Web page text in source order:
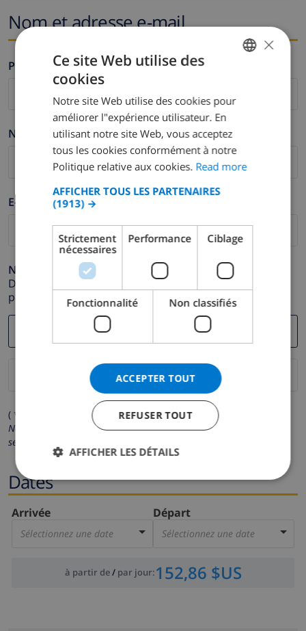
Nom et adresse e-mail
Prénom *
Nom de famille *
E-mail *
Numéro de téléphone *
Dans le cas où votre adresse e-mail ne fonctionnerait
pas correctement.
( * Les champs avec un astérisque sont obligatoires )
Nous respectons votre vie privée.Vos données personnelles ne
seront pas communiquées à des tiers.
Dates
Arrivée
Sélectionnez une date
Départ
Sélectionnez une date
à partir de/ par jour:152,86 $US
DUTCH
SPANISH
GERMAN
CATALAN
DANISH
NORWEGIAN
×
Ce site Web utilise des
cookies
Notre site Web utilise des cookies pour
améliorer l"expérience utilisateur. En
utilisant notre site Web, vous acceptez
tous les cookies conformément à notre
Politique relative aux cookies. Read more
AFFICHER TOUS LES PARTENAIRES
(1913) →
Strictement
nécessaires
Performance Ciblage
Fonctionnalité Non classifiés
ACCEPTER TOUT
REFUSER TOUT
AFFICHER LES DÉTAILS